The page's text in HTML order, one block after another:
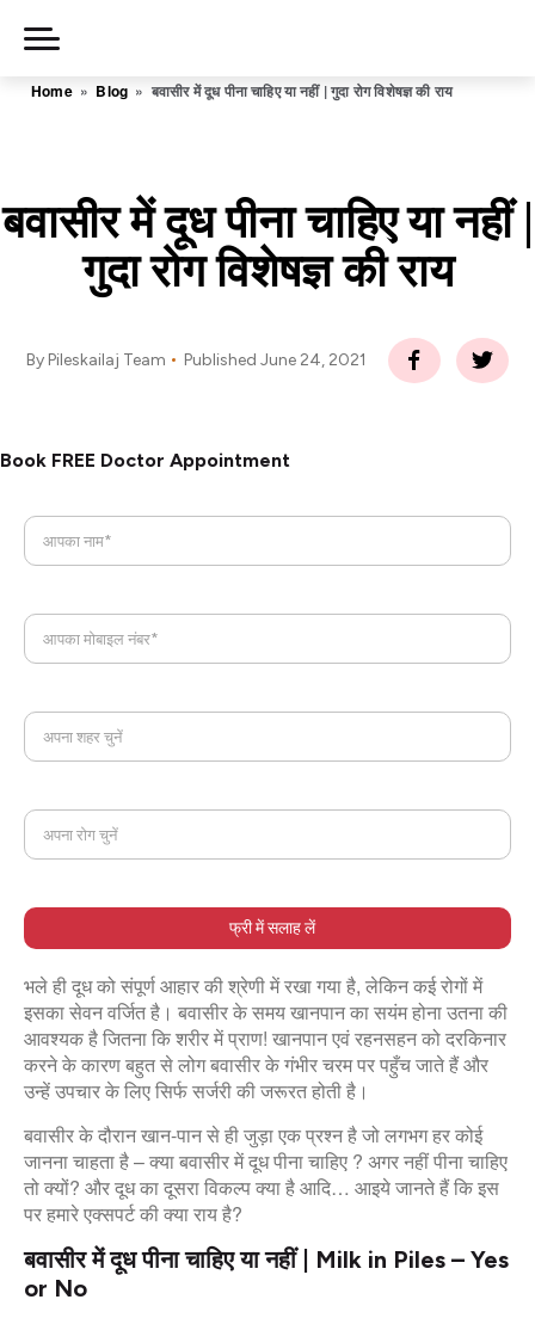
content
Ka
हमारे बारे में
हमसे संपर्क करें
541-7867
फ्री में सलाह
Home » Blog » बवासीर में दूध पीना चाहिए या नहीं | गुदा रोग विशेषज्ञ की राय
बवासीर में दूध पीना चाहिए या नहीं |
गुदा रोग विशेषज्ञ की राय
By Pileskailaj Team Published June 24, 2021
Book FREE Doctor Appointment
आपका नाम*
आपका मोबाइल नंबर*
अपना शहर चुनें
अपना रोग चुनें
फ्री में सलाह लें
भले ही दूध को संपूर्ण आहार की श्रेणी में रखा गया है, लेकिन कई रोगों में
इसका सेवन वर्जित है। बवासीर के समय खानपान का सयंम होना उतना की
आवश्यक है जितना कि शरीर में प्राण! खानपान एवं रहनसहन को दरकिनार
करने के कारण बहुत से लोग बवासीर के गंभीर चरम पर पहुँच जाते हैं और
उन्हें उपचार के लिए सिर्फ सर्जरी की जरूरत होती है।
बवासीर के दौरान खान-पान से ही जुड़ा एक प्रश्न है जो लगभग हर कोई
जानना चाहता है – क्या बवासीर में दूध पीना चाहिए ? अगर नहीं पीना चाहिए
तो क्यों? और दूध का दूसरा विकल्प क्या है आदि… आइये जानते हैं कि इस
पर हमारे एक्सपर्ट की क्या राय है?
बवासीर में दूध पीना चाहिए या नहीं | Milk in Piles – Yes
or No